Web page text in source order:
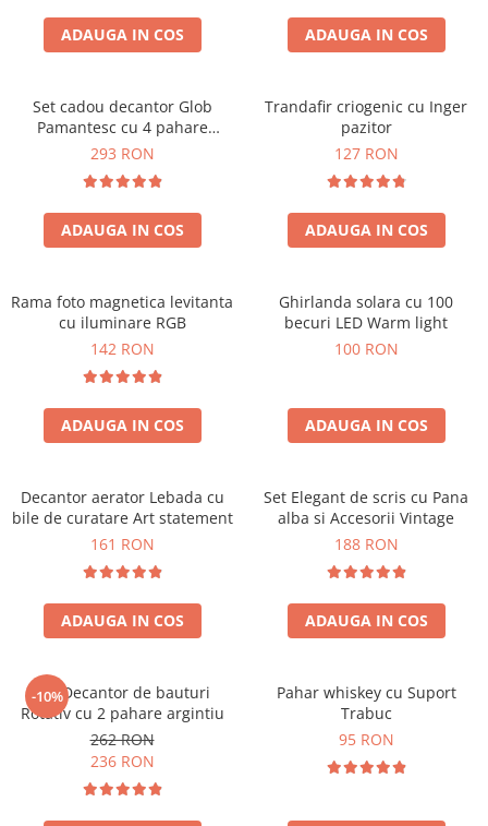
Cadouri Fete
Pentru Copilul din tine
Cadouri de Casa Noua
Cadouri Majorat
Cadouri pentru Nasi
Cadouri pentru Bunici
Cadouri pentru Prieteni
Cel ce are tot
Cadouri Nunta si Cununie civila
Cani si Termosuri
Jocuri si Puzzle
Seturi de caligrafie
Cadouri Sfantul Alexandru
Cadouri Constantin si Elena
Cadouri Sfanta Maria
Cadouri Sfintii Mihail si Gavriil
ADAUGA IN COS ADAUGA IN COS
Set cadou decantor Glob
Pamantesc cu 4 pahare
Deluxe
293 RON
ADAUGA IN COS
Trandafir criogenic cu Inger
pazitor
127 RON
ADAUGA IN COS
Rama foto magnetica levitanta
cu iluminare RGB
142 RON
ADAUGA IN COS
Ghirlanda solara cu 100
becuri LED Warm light
100 RON
ADAUGA IN COS
Decantor aerator Lebada cu
bile de curatare Art statement
161 RON
ADAUGA IN COS
Set Elegant de scris cu Pana
alba si Accesorii Vintage
188 RON
ADAUGA IN COS
-10%
Set Decantor de bauturi
Rotativ cu 2 pahare argintiu
262 RON
236 RON
Pahar whiskey cu Suport
Trabuc
95 RON